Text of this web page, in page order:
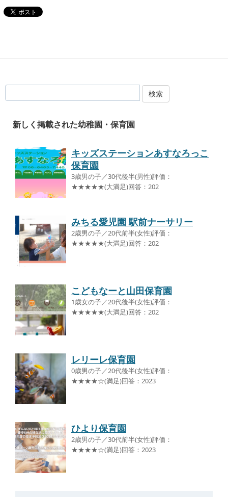
検索
新しく掲載された幼稚園・保育園
キッズステーションあすなろっこ
保育園
3歳男の子／30代後半(男性)評価：
★★★★★(大満足)回答：202
みちる愛児園 駅前ナーサリー
2歳男の子／20代前半(女性)評価：
★★★★★(大満足)回答：202
こどもなーと山田保育園
1歳女の子／20代後半(女性)評価：
★★★★★(大満足)回答：202
レリーレ保育園
0歳男の子／20代後半(女性)評価：
★★★★☆(満足)回答：2023
ひより保育園
2歳男の子／30代前半(女性)評価：
★★★★☆(満足)回答：2023